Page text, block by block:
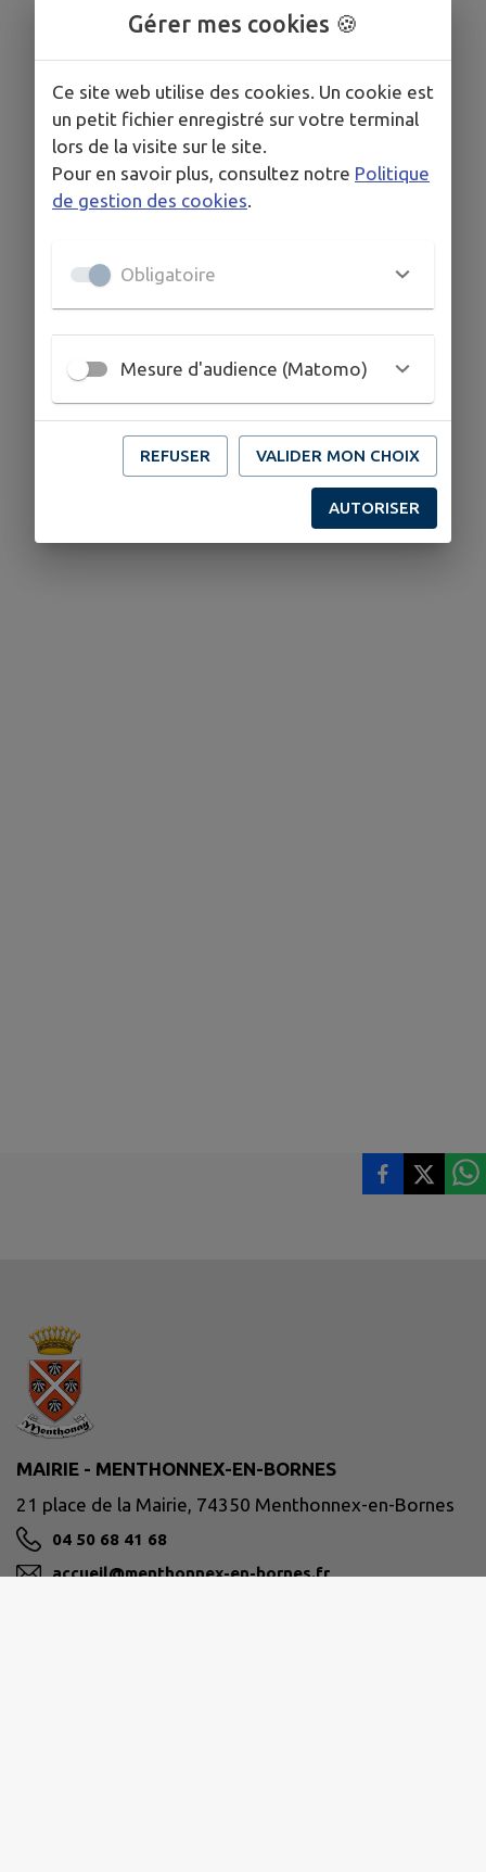
Carte d'orientation mise à jour 2024
« Découvre le Parc des Dronières avec
Leidy » à télécharger :
Pour les enfants de 6 ans :
-Carte d'orientation pour les 6 ans
-Fiche correction
Pour les enfants de 10 ans
-Carte d'orientation pour les 10 ans
-Fiche correction
-Livret jeu d'orientation
MAIRIE - MENTHONNEX-EN-BORNES
21 place de la Mairie, 74350 Menthonnex-en-Bornes
04 50 68 41 68
accueil@menthonnex-en-bornes.fr
Gérer mes cookies 🍪
Ce site web utilise des cookies. Un cookie est
un petit fichier enregistré sur votre terminal
lors de la visite sur le site.
Pour en savoir plus, consultez notre Politique
de gestion des cookies
Obligatoire
Mesure d'audience (Matomo)
REFUSER VALIDER MON CHOIX
AUTORISER